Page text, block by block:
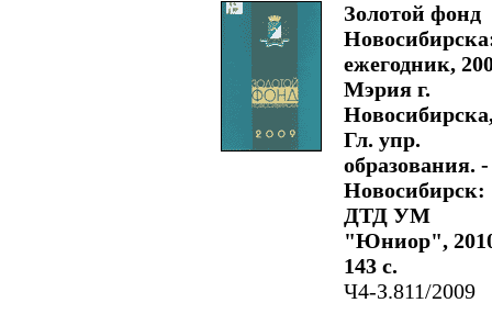
Золотой фонд
ежегодник,
Мэрия г.
Гл. упр.
образования. -
Новосибирск:
ДТД УМ
"Юниор",
143 с.
Ч4-З.811/2009